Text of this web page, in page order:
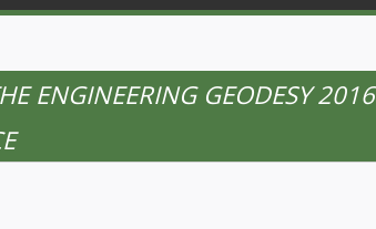
ENGINEERING GEODESY 2016